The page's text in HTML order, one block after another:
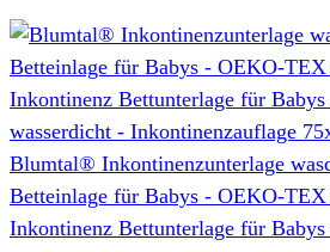
Blumtal® Inkontinenzunterlage
Betteinlage für Babys - OEKO-
Inkontinenz Bettunterlage für